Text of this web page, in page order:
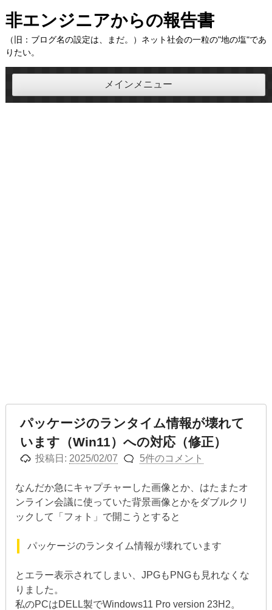
コ
ン
テ
ン
ツ
ス
非エンジニアからの報告書
（旧：ブログ名の設定は、まだ。）ネット社会の一粒の"地の塩"であ
りたい。
メインメニュー
パッケージのランタイム情報が壊れて
います（Win11）への対応（修正）
投稿日: 2025/02/07 5件のコメント
なんだか急にキャプチャーした画像とか、はたまたオ
ンライン会議に使っていた背景画像とかをダブルクリ
ックして「フォト」で開こうとすると
パッケージのランタイム情報が壊れています
とエラー表示されてしまい、JPGもPNGも見れなくな
りました。
私のPCはDELL製でWindows11 Pro version 23H2。